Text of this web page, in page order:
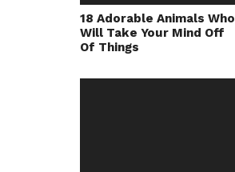
18 Adorable Animals Who
Will Take Your Mind Off
Of Things